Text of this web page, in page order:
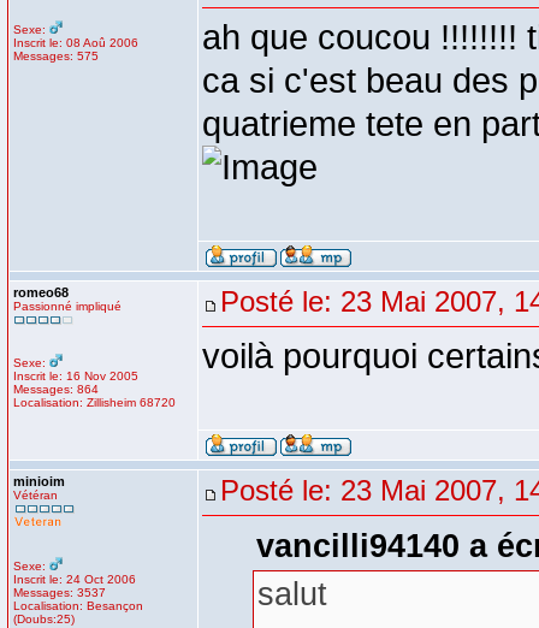
Sexe:
Inscrit le: 08 Aoû 2006
Messages: 575
ah que coucou !!!!!!!!
ca si c'est beau des
quatrieme tete en
romeo68
Passionné impliqué
Sexe:
Inscrit le: 16 Nov 2005
Messages: 864
Localisation: Zillisheim 68720
Posté le: 23 Mai 2007,
voilà pourquoi
minioim
Vétéran
Sexe:
Inscrit le: 24 Oct 2006
Messages: 3537
Localisation: Besançon
(Doubs:25)
Posté le: 23 Mai 2007,
vancilli94140 a
salut